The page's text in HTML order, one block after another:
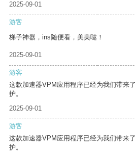
2025-09-01
游客
梯子神器，ins随便看，美美哒！
2025-09-01
游客
这款加速器VPM应用程序已经为我们带来
护。
2025-09-01
游客
这款加速器VPM应用程序已经为我们带来
护。